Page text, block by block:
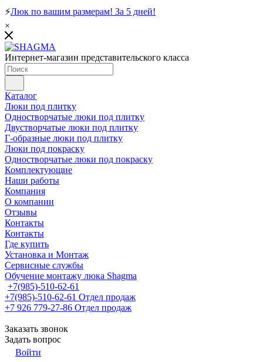
⚡Люк по вашим размерам! За 5 дней!
×
Интернет-магазин представительского класса
Каталог
Люки под плитку
Одностворчатые люки под плитку
Двустворчатые люки под плитку
Г-образные люки под плитку
Люки под покраску
Одностворчатые люки под покраску
Комплектующие
Наши работы
Компания
О компании
Отзывы
Контакты
Контакты
Где купить
Установка и Монтаж
Сервисные службы
Обучение монтажу люка Shagma
+7(985)-510-62-61
+7(985)-510-62-61 Отдел продаж
‪+7 926 779-27-86‬ Отдел продаж
Заказать звонок
Задать вопрос
Войти